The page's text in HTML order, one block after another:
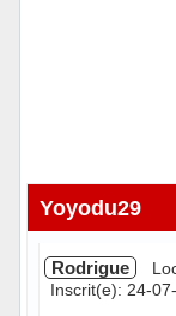
Yoyodu29
Rodrigue
Inscrit(e): 24-